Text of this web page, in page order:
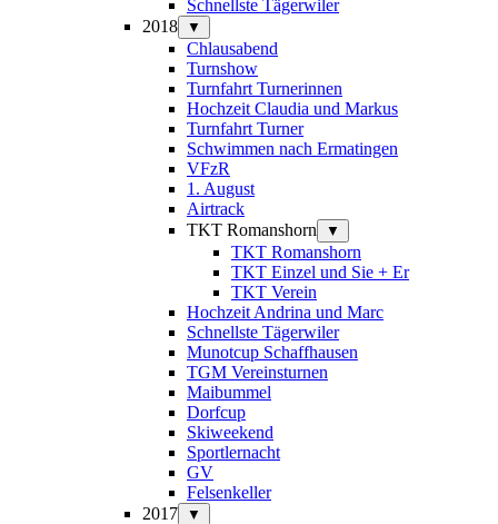
Schnellste Tägerwiler
2018
▼
Chlausabend
Turnshow
Turnfahrt Turnerinnen
Hochzeit Claudia und Markus
Turnfahrt Turner
Schwimmen nach Ermatingen
VFzR
1. August
Airtrack
TKT Romanshorn
▼
TKT Romanshorn
TKT Einzel und Sie + Er
TKT Verein
Hochzeit Andrina und Marc
Schnellste Tägerwiler
Munotcup Schaffhausen
TGM Vereinsturnen
Maibummel
Dorfcup
Skiweekend
Sportlernacht
GV
Felsenkeller
2017
▼